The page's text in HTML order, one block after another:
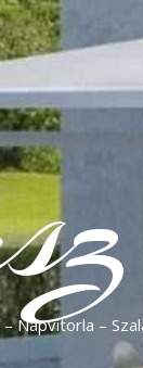
Napvitorla –